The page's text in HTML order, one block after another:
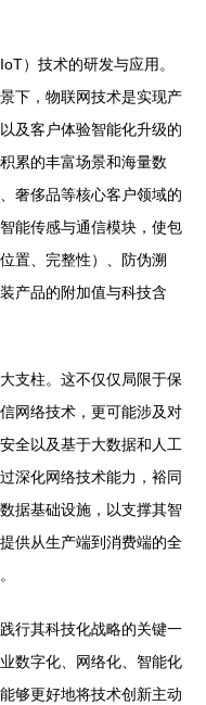
）技术的研发与应用。
下，物联网技术是实现产
及客户体验智能化升级的
累的丰富场景和海量数
奢侈品等核心客户领域的
能传感与通信模块，使包
置、完整性）、防伪溯
产品的附加值与科技含
支柱。这不仅仅局限于保
网络技术，更可能涉及对
全以及基于大数据和人工
深化网络技术能力，裕同
据基础设施，以支撑其智
供从生产端到消费端的全
行其科技化战略的关键一
数字化、网络化、智能化
够更好地将技术创新主动